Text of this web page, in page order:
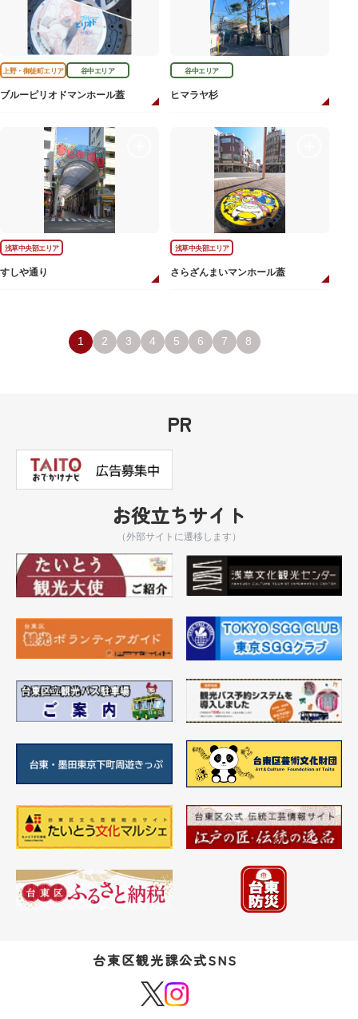
上野・御徒町エリア 谷中エリア
ブルーピリオドマンホール蓋
谷中エリア
ヒマラヤ杉
浅草中央部エリア
すしや通り
浅草中央部エリア
さらざんまいマンホール蓋
1 2 3 4 5 6 7 8
PR
お役立ちサイト
（外部サイトに遷移します）
台東区観光課公式SNS